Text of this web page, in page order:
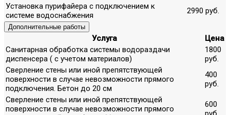
Установка пурифайера с подключением к
системе водоснабжения
2990 руб.
Дополнительные работы
Услуга
Цена
Санитарная обработка системы водораздачи
диспенсера ( с учетом материалов)
1800
руб.
Сверление стены или иной препятствующей
поверхности в случае невозможности прямого
подключения. Бетон до 20 см
400
руб.
Сверление стены или иной препятствующей
поверхности в случае невозможности прямого
600